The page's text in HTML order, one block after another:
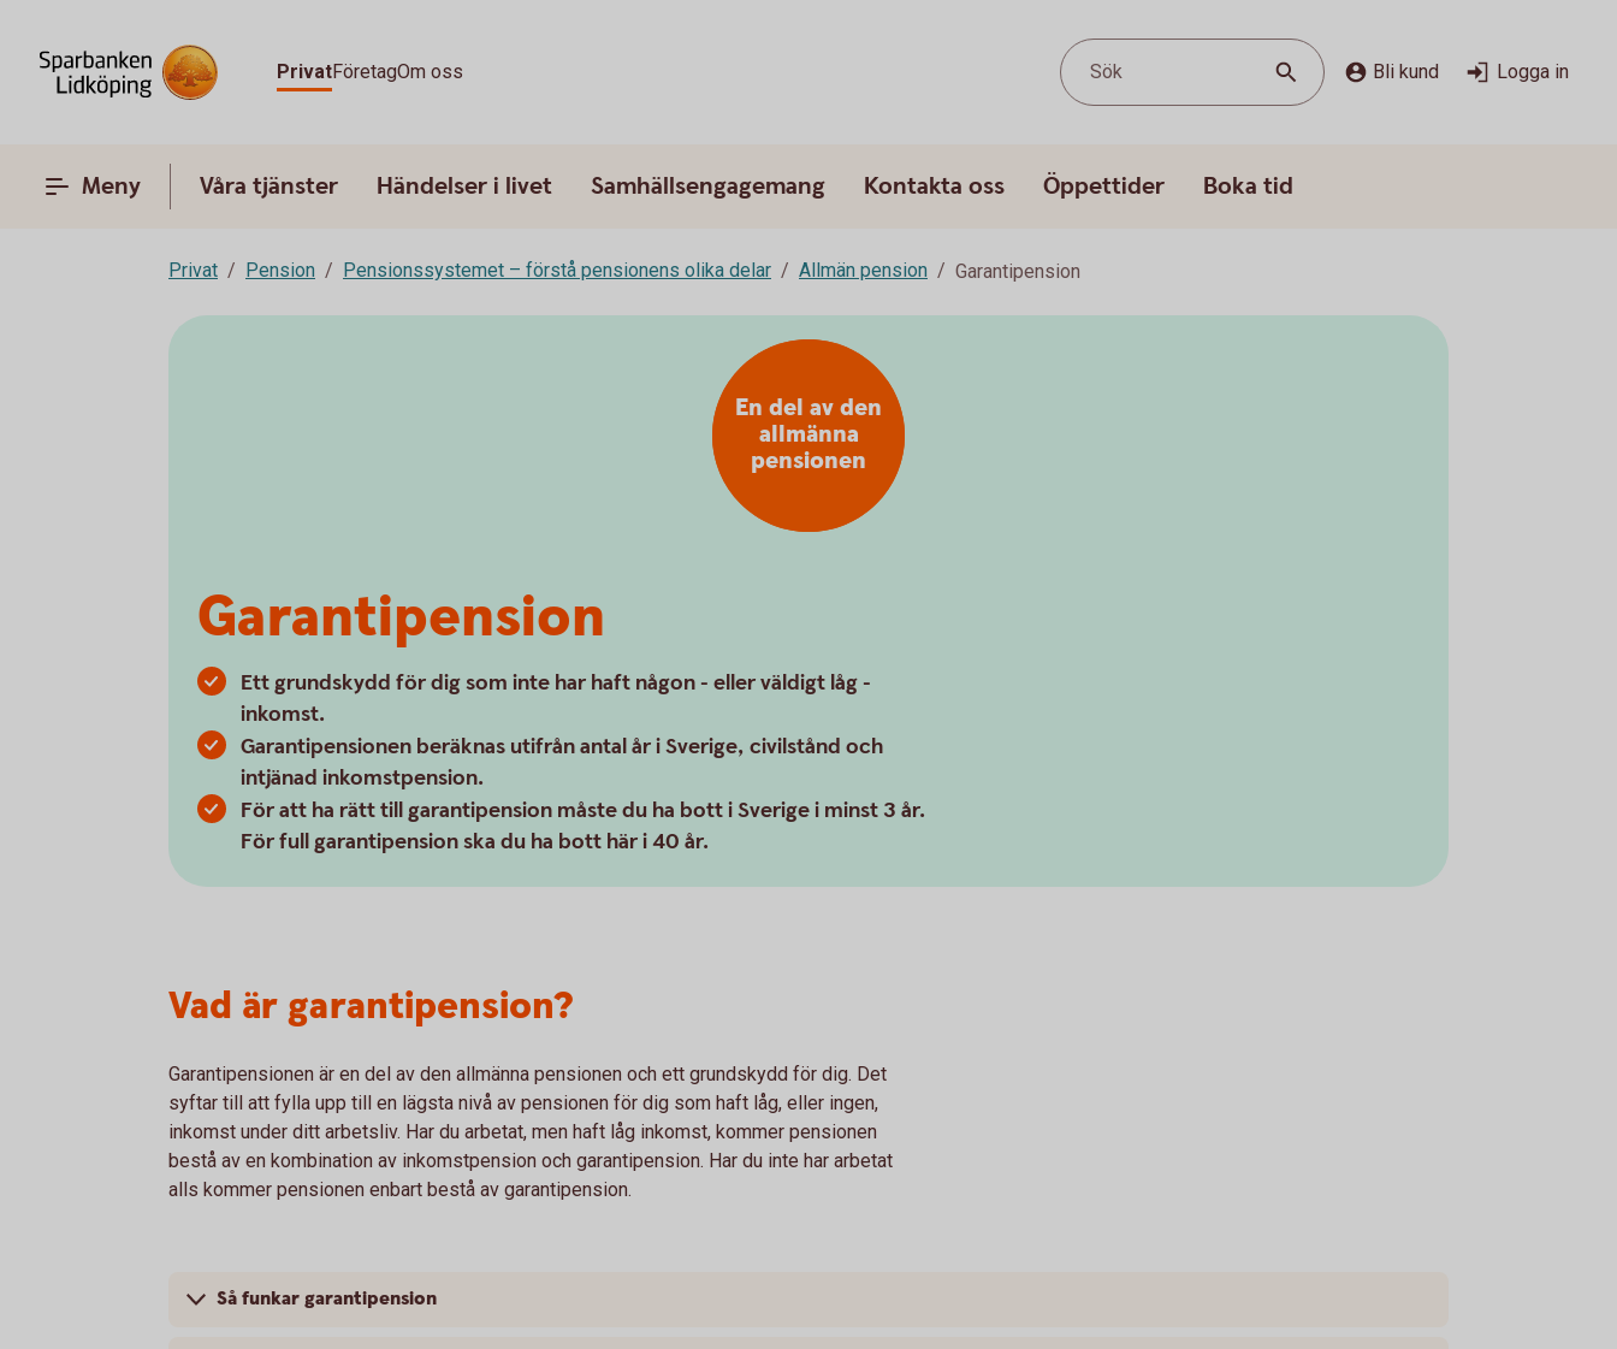
PrivatFöretagOm oss Sök Bli kund Logga in
Meny Våra tjänster Händelser i livet Samhällsengagemang Kontakta oss Öppettider Boka tid
Privat Pension Pensionssystemet – förstå pensionens olika delar Allmän pension Garantipension
Garantipension
Ett grundskydd för dig som inte har haft någon - eller väldigt låg -
inkomst.
Garantipensionen beräknas utifrån antal år i Sverige, civilstånd och
intjänad inkomstpension.
För att ha rätt till garantipension måste du ha bott i Sverige i minst 3 år.
För full garantipension ska du ha bott här i 40 år.
En del av den
allmänna
pensionen
Vad är garantipension?
Garantipensionen är en del av den allmänna pensionen och ett grundskydd för dig. Det
syftar till att fylla upp till en lägsta nivå av pensionen för dig som haft låg, eller ingen,
inkomst under ditt arbetsliv. Har du arbetat, men haft låg inkomst, kommer pensionen
bestå av en kombination av inkomstpension och garantipension. Har du inte har arbetat
alls kommer pensionen enbart bestå av garantipension.
Så funkar garantipension